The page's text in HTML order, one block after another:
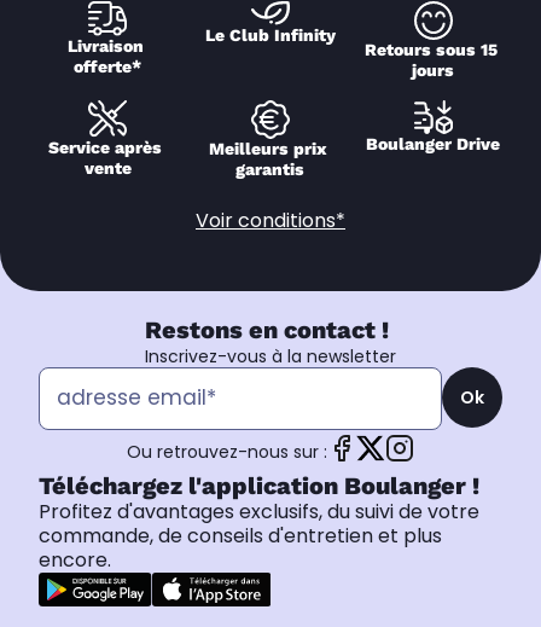
Livraison
offerte*
Le Club Infinity
Retours sous 15
jours
Service après
vente
Meilleurs prix
garantis
Boulanger Drive
Voir conditions*
Restons en contact !
Inscrivez-vous à la newsletter
Ok
Ou retrouvez-nous sur :
Téléchargez l'application Boulanger !
Profitez d'avantages exclusifs, du suivi de votre
commande, de conseils d'entretien et plus
encore.